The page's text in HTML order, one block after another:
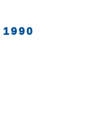
1990